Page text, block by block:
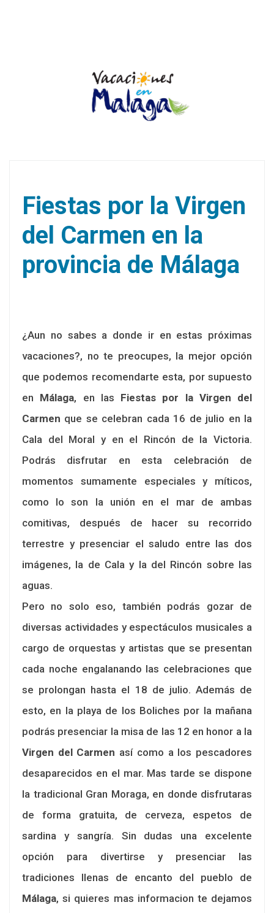
Fiestas por la Virgen
del Carmen en la
provincia de Málaga
¿Aun no sabes a donde ir en estas próximas
vacaciones?, no te preocupes, la mejor opción
que podemos recomendarte esta, por supuesto
en Málaga, en las Fiestas por la Virgen del
Carmen que se celebran cada 16 de julio en la
Cala del Moral y en el Rincón de la Victoria.
Podrás disfrutar en esta celebración de
momentos sumamente especiales y míticos,
como lo son la unión en el mar de ambas
comitivas, después de hacer su recorrido
terrestre y presenciar el saludo entre las dos
imágenes, la de Cala y la del Rincón sobre las
aguas.
Pero no solo eso, también podrás gozar de
diversas actividades y espectáculos musicales a
cargo de orquestas y artistas que se presentan
cada noche engalanando las celebraciones que
se prolongan hasta el 18 de julio. Además de
esto, en la playa de los Boliches por la mañana
podrás presenciar la misa de las 12 en honor a la
Virgen del Carmen así como a los pescadores
desaparecidos en el mar. Mas tarde se dispone
la tradicional Gran Moraga, en donde disfrutaras
de forma gratuita, de cerveza, espetos de
sardina y sangría. Sin dudas una excelente
opción para divertirse y presenciar las
tradiciones llenas de encanto del pueblo de
Málaga, si quieres mas informacion te dejamos